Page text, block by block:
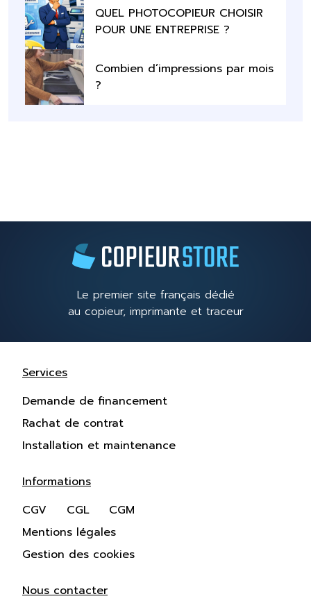
QUEL PHOTOCOPIEUR CHOISIR
POUR UNE ENTREPRISE ?
Combien d’impressions par mois
?
Le premier site français dédié
au copieur, imprimante et traceur
Services
Demande de financement
Rachat de contrat
Installation et maintenance
Informations
CGV
CGL
CGM
Mentions légales
Gestion des cookies
Nous contacter